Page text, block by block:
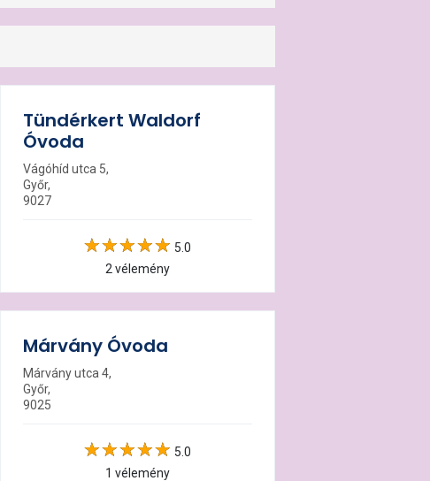
Tündérkert Waldorf
Óvoda
Vágóhíd utca 5,
Győr,
9027
5.0
2 vélemény
Márvány Óvoda
Márvány utca 4,
Győr,
9025
5.0
1 vélemény